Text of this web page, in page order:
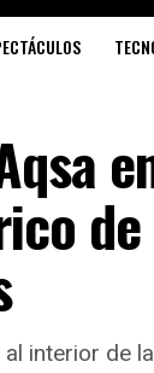
interior de